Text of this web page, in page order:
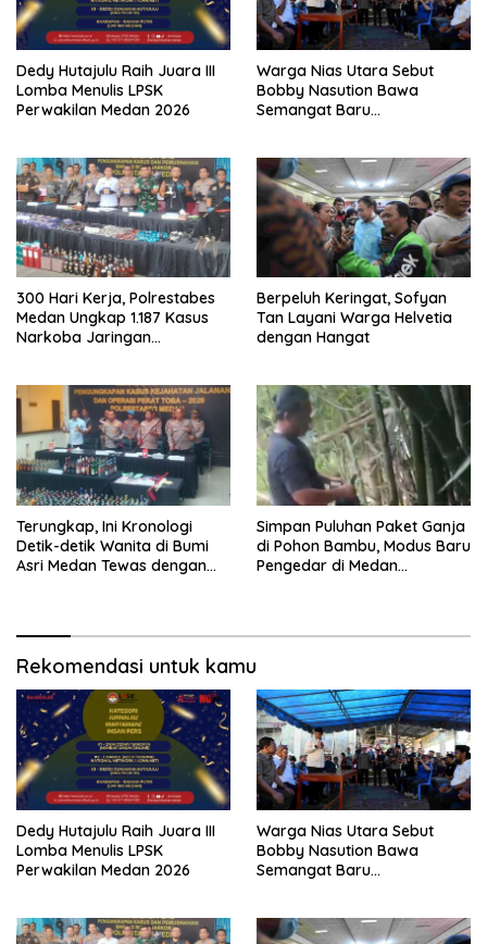
Dedy Hutajulu Raih Juara III
Lomba Menulis LPSK
Perwakilan Medan 2026
Warga Nias Utara Sebut
Bobby Nasution Bawa
Semangat Baru
300 Hari Kerja, Polrestabes
Medan Ungkap 1.187 Kasus
Narkoba Jaringan
Berpeluh Keringat, Sofyan
Tan Layani Warga Helvetia
dengan Hangat
Terungkap, Ini Kronologi
Detik-detik Wanita di Bumi
Asri Medan Tewas dengan
Simpan Puluhan Paket Ganja
di Pohon Bambu, Modus Baru
Pengedar di Medan
Rekomendasi untuk kamu
Dedy Hutajulu Raih Juara III
Lomba Menulis LPSK
Perwakilan Medan 2026
Warga Nias Utara Sebut
Bobby Nasution Bawa
Semangat Baru